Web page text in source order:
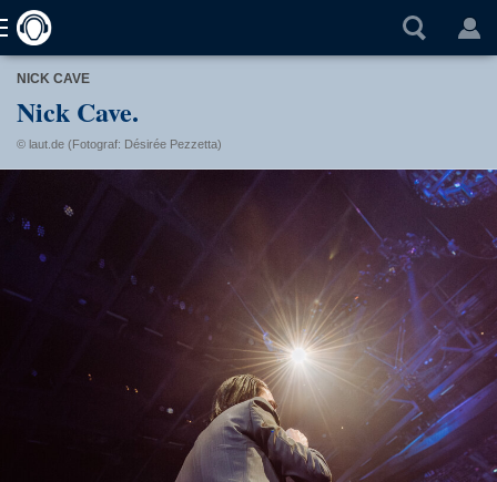
NICK CAVE
Nick Cave.
© laut.de (Fotograf: Désirée Pezzetta)